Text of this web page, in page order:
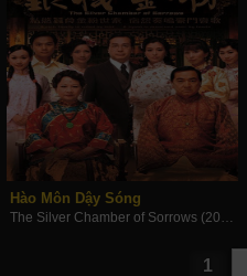
Hào Môn Dậy Sóng
The Silver Chamber of Sorrows (2008)
1